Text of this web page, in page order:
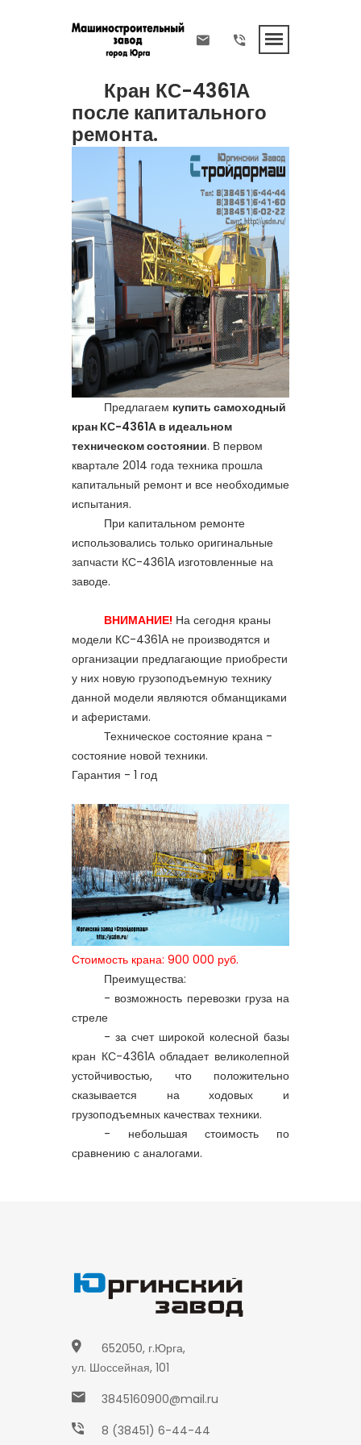
Кран КС-4361А
после капитального
ремонта.
Предлагаем купить самоходный
кран КС-4361А в идеальном
техническом состоянии. В первом
квартале 2014 года техника прошла
капитальный ремонт и все необходимые
испытания.
При капитальном ремонте
использовались только оригинальные
запчасти КС-4361Аизготовленные на
заводе.
ВНИМАНИЕ! На сегодня краны
модели КС-4361А не производятся и
организации предлагающие приобрести
у них новую грузоподъемную технику
данной модели являются обманщиками
и аферистами.
Техническое состояние крана -
состояние новой техники.
Гарантия - 1 год
Стоимость крана: 900 000 руб.
Преимущества:
- возможность перевозки груза на
стреле
- за счет широкой колесной базы
кран КС-4361Аобладает великолепной
устойчивостью, что положительно
сказывается на ходовых и
грузоподъемных качествах техники.
- небольшая стоимость по
сравнению с аналогами.
652050, г.Юрга,
ул. Шоссейная, 101
3845160900@mail.ru
8 (38451) 6-44-44